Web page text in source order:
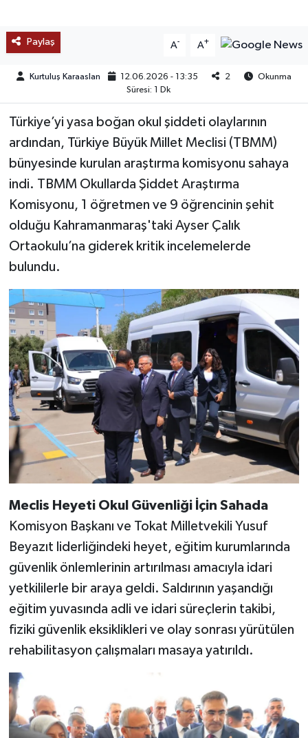
Paylaş A- A+
Kurtuluş Karaaslan 12.06.2026 - 13:35 2
Okunma
Süresi: 1 Dk
Türkiye’yi yasa boğan okul şiddeti olaylarının
ardından, Türkiye Büyük Millet Meclisi (TBMM)
bünyesinde kurulan araştırma komisyonu sahaya
indi. TBMM Okullarda Şiddet Araştırma
Komisyonu, 1 öğretmen ve 9 öğrencinin şehit
olduğu Kahramanmaraş'taki Ayser Çalık
Ortaokulu’na giderek kritik incelemelerde
bulundu.
Meclis Heyeti Okul Güvenliği İçin Sahada
Komisyon Başkanı ve Tokat Milletvekili Yusuf
Beyazıt liderliğindeki heyet, eğitim kurumlarında
güvenlik önlemlerinin artırılması amacıyla idari
yetkililerle bir araya geldi. Saldırının yaşandığı
eğitim yuvasında adli ve idari süreçlerin takibi,
fiziki güvenlik eksiklikleri ve olay sonrası yürütülen
rehabilitasyon çalışmaları masaya yatırıldı.
TREND
OTOMOTİV
TEKNOLOJİ
KÜLTÜR SANAT